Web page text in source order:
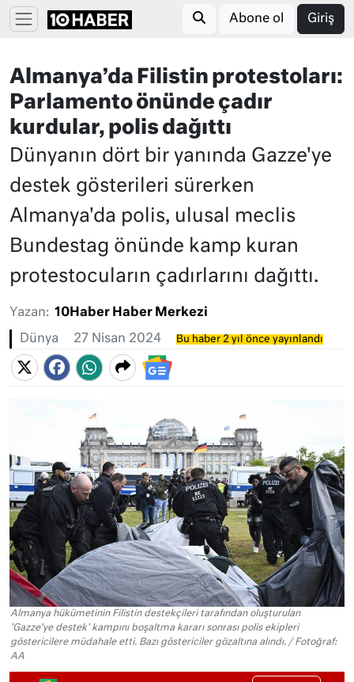
Abone ol Giriş
Almanya’da Filistin protestoları:
Parlamento önünde çadır
kurdular, polis dağıttı
Dünyanın dört bir yanında Gazze'ye
destek gösterileri sürerken
Almanya'da polis, ulusal meclis
Bundestag önünde kamp kuran
protestocuların çadırlarını dağıttı.
Yazan: 10Haber Haber Merkezi
Dünya 27 Nisan 2024 Bu haber 2 yıl önce yayınlandı
Almanya hükümetinin Filistin destekçileri tarafından oluşturulan
'Gazze'ye destek' kampını boşaltma kararı sonrası polis ekipleri
göstericilere müdahale etti. Bazı göstericiler gözaltına alındı. / Fotoğraf:
AA